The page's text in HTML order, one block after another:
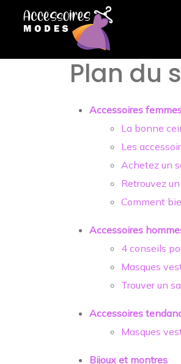
Plan du
Accessoires
La bonne
Les
Achetez un
Retrouvez
Comment
Accessoires
4 conseils
Masques
Trouver un
Accessoires
Masques
Bijoux et montres